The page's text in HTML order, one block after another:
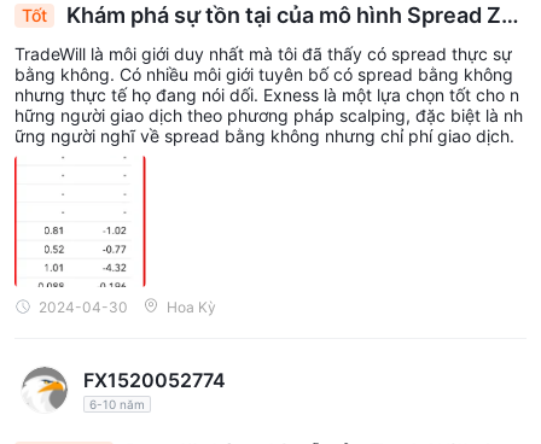
Tốt
Khám phá sự tồn tại của mô hình Spread Zer
o tại TradeWill: Exness, lựa chọn của Scalper với
phí giao dịch
TradeWill là môi giới duy nhất mà tôi đã thấy có spread thực sự
bằng không. Có nhiều môi giới tuyên bố có spread bằng không
nhưng thực tế họ đang nói dối. Exness là một lựa chọn tốt cho n
hững người giao dịch theo phương pháp scalping, đặc biệt là nh
ững người nghĩ về spread bằng không nhưng chỉ phí giao dịch.
2024-04-30 Hoa Kỳ
FX1520052774
6-10 năm